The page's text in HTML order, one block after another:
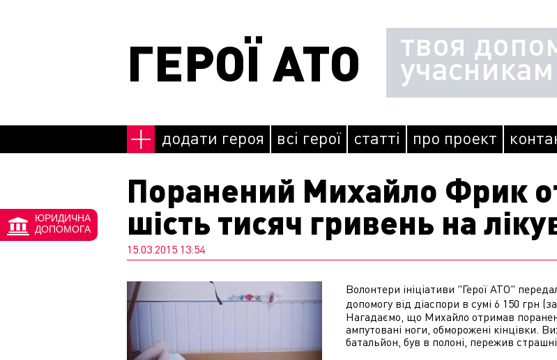
ГЕРОЇ АТО твоя
додати героя всі герої статті про проект
Поранений Михайло Фрик
шість тисяч гривень на
15.03.2015 13:54
Волонтери ініціативи "Герої АТО"
допомогу від діаспори в сумі 6 150 грн
Нагадаємо, що Михайло отримав
ампутовані ноги, обморожені кінцівки.
батальйон, був в полоні, пережив страшні
ЮРИДИЧНА
ДОПОМОГА